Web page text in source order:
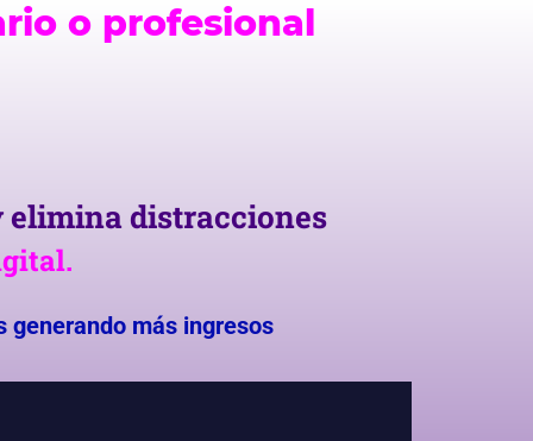
o profesional
elimina distracciones
generando más ingresos